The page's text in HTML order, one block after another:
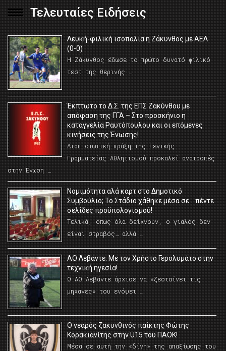
Τελευταίες Ειδήσεις
Λευκή-φιλική ισοπαλία η Ζάκυνθος με ΑΕΛ
(0-0)
Η Ζάκυνθος έδωσε το πρώτο δυνατό φιλικό
τεστ της θερινής …
Έκπτωτο το Δ.Σ. της ΕΠΣ Ζακύνθου με
απόφαση της ΓΓΑ – Στο προσκήνιο η
καταγγελία Ραυτόπουλου και οι επόμενες
κινήσεις της Ένωσης!
Διαπιστωτική πράξη της Γενικής
Γραμματείας Αθλητισμού προκαλεί ανατροπές
στην Ένωση …
Νομιμότητα αλά καρτ στο Δημοτικό
Συμβούλιο; Το Στάδιο χάθηκε μέσα σε… πέντε
σελίδες προϋπολογισμού!
Τελικά, όπως όλα δείχνουν, ο γιαλός δεν
είναι στραβός… αλλά …
ΑΟ Λεβάντε: Με τον Χρήστο Γερολυμάτο στην
τεχνική ηγεσία!
Ο ΑΟ Λεβάντε άρχισε να «ζεσταίνει τις
μηχανές» του ενόψει …
O νεαρός ζακυνθινός παίκτης Φώτης
Κορακιανίτης στην U15 του ΠΑΟΚ!
Μέσα σε αυτή την «δίνη» της απαξίωσης του